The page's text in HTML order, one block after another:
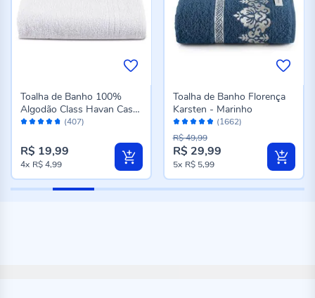
Avaliação: (407)
Toalha de Banho 100%
Algodão Class Havan Casa
- Branco
R$ 19,99
4x R$ 4,99
Avaliação:
96%
(1662)
Toalha de Banho Florença
Karsten - Marinho
Preço
especial
R$ 29,99
R$ 49,99
5x R$ 5,99